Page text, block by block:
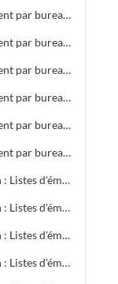
Elections présidentielles 2002 : Listes d'émargement par bureau de vote : 1 à 5
Elections présidentielles 2002 : Listes d'émargement par bureau de vote : 6 à 10
Elections présidentielles 2002 : Listes d'émargement par bureau de vote : 11 à 16 ( pas de 12 )
Elections présidentielles 2002 : Listes d'émargement par bureau de vote : 17 à 21
Elections présidentielles 2002 : Listes d'émargement par bureau de vote : 22 à 25
Elections présidentielles 2002 : Listes d'émargement par bureau de vote : 26 à 29
Elections législatives 2002 - 4ème circonscription : Listes d'émargement par bureau de vote : 01 à 05
Elections législatives 2002 - 4ème circonscription : Listes d'émargement par bureau de vote : 06 à 09
Elections législatives 2002 - 4ème circonscription : Listes d'émargement par bureau de vote : 10 à 14
Elections législatives 2002 - 4ème circonscription : Listes d'émargement par bureau de vote : 15 à 17